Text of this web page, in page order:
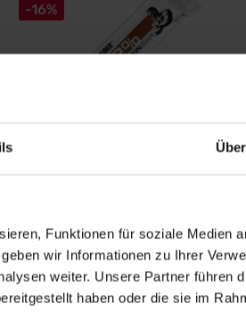
Funktionen für soziale Medien
wir Informationen zu Ihrer
weiter. Unsere Partner führen
haben oder die sie im
-16%
2,09
2,49
Auf Lager